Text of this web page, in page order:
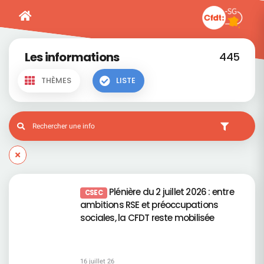
Les informations 445
THÈMES LISTE
CSEC Plénière du 2 juillet 2026 : entre
ambitions RSE et préoccupations
sociales, la CFDT reste mobilisée
16 juillet 26